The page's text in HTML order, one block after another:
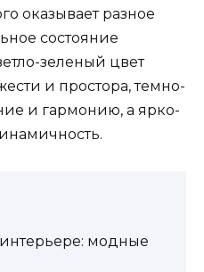
оказывает разное
состояние
зеленый цвет
и простора, темно-
и гармонию, а ярко-
модные